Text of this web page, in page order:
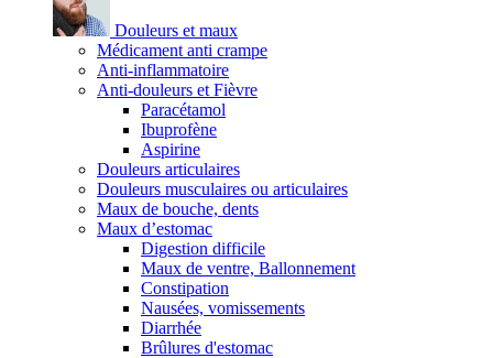
Douleurs et maux
Médicament anti crampe
Anti-inflammatoire
Anti-douleurs et Fièvre
Paracétamol
Ibuprofène
Aspirine
Douleurs articulaires
Douleurs musculaires ou articulaires
Maux de bouche, dents
Maux d’estomac
Digestion difficile
Maux de ventre, Ballonnement
Constipation
Nausées, vomissements
Diarrhée
Brûlures d'estomac